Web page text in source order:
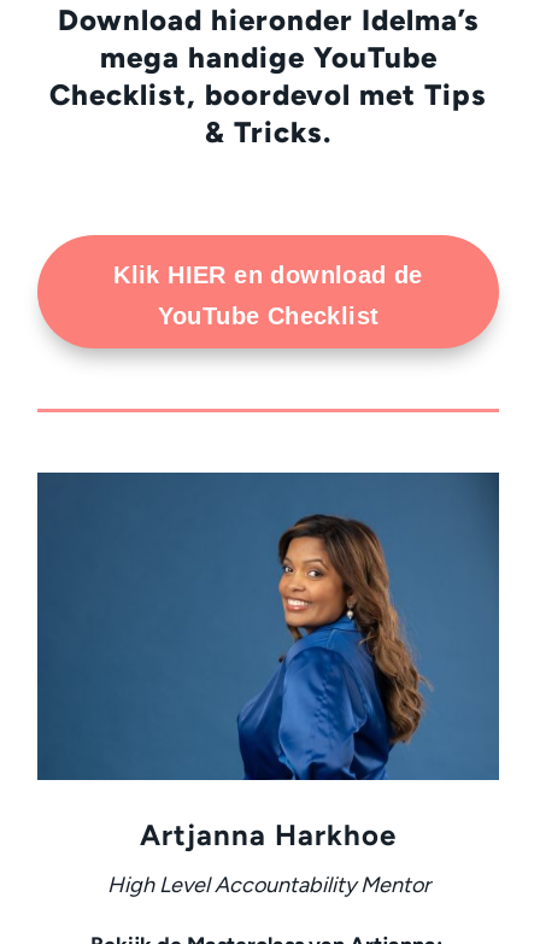
Download hieronder Idelma’s
mega handige YouTube
Checklist, boordevol met Tips
& Tricks.
Klik HIER en download de
YouTube Checklist
Artjanna Harkhoe
High Level Accountability Mentor